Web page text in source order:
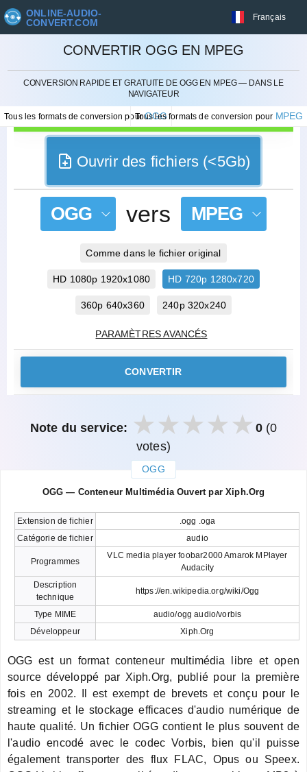
ONLINE-AUDIO-
CONVERT.COM
Français
CONVERTIR OGG EN MPEG
CONVERSION RAPIDE ET GRATUITE DE OGG EN MPEG — DANS LE
NAVIGATEUR
Tous les formats de conversion pourOGG
Tous les formats de conversion pour MPEG
Ouvrir des fichiers (<5Gb)
OGG vers MPEG
Comme dans le fichier original
HD 1080p 1920x1080 HD 720p 1280x720
360p 640x360 240p 320x240
PARAMÈTRES AVANCÉS
CONVERTIR
Note du service: 0(0
votes)
OGG
OGG — Conteneur Multimédia Ouvert par Xiph.Org
Extension de fichier
.ogg .oga
Catégorie de fichier
audio
Programmes
VLC media player foobar2000 Amarok MPlayer
Audacity
Description
technique
https://en.wikipedia.org/wiki/Ogg
Type MIME
audio/ogg audio/vorbis
Développeur
Xiph.Org
OGG est un format conteneur multimédia libre et open
source développé par Xiph.Org, publié pour la première
fois en 2002. Il est exempt de brevets et conçu pour le
streaming et le stockage efficaces d'audio numérique de
haute qualité. Un fichier OGG contient le plus souvent de
l'audio encodé avec le codec Vorbis, bien qu'il puisse
également transporter des flux FLAC, Opus ou Speex.